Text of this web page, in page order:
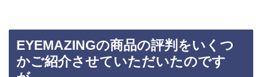
EYEMAZINGの商品の評判をいくつ
かご紹介させていただいたのです